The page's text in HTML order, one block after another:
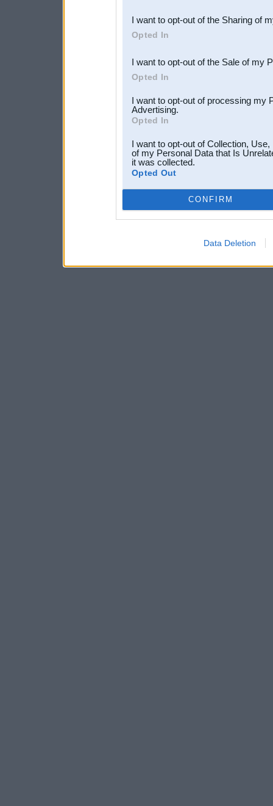
Downstream Participants
third parties.
I want to opt-out of the Sharing of
Opted In
I want to opt-out of the Sale of my
Opted In
I want to opt-out of processing my
Advertising.
Opted In
I want to opt-out of Collection,
of my Personal Data that Is
it was collected.
Opted Out
CONFIRM
Data Deletion